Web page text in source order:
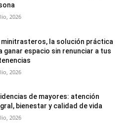
2026
minitrasteros, la solución práctica
ganar espacio sin renunciar a tus
2026
de mayores: atención
bienestar y calidad de vida
2026